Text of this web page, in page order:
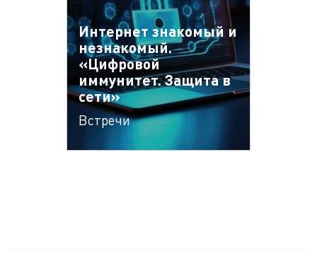
Интернет знакомый и
незнакомый.
«Цифровой
иммунитет. Защита в
сети»
Встречи